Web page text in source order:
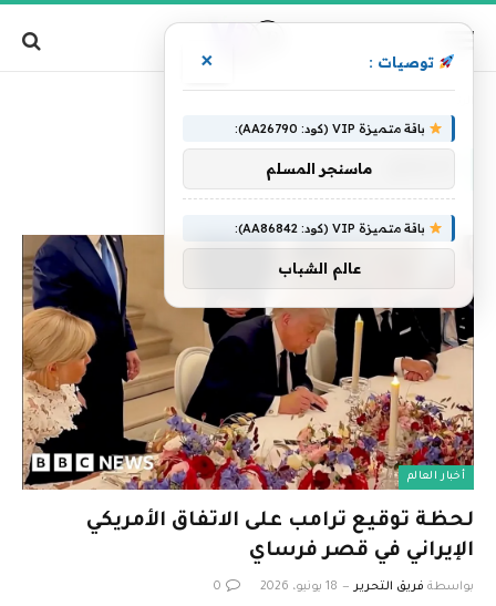
أخبار العالم
لحظة توقيع ترامب على الاتفاق الأمريكي
الإيراني في قصر فرساي
بواسطة فريق التحرير 18 يونيو، 2026 0
توصيات : ×
باقة متميزة VIP (كود: AA26790):
ماسنجر المسلم
باقة متميزة VIP (كود: AA86842):
عالم الشباب